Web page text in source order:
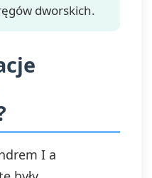
dworskich.
I a